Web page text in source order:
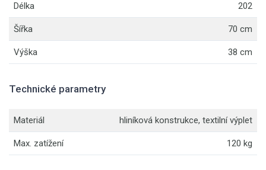
Délka 202
Šířka 70 cm
Výška 38 cm
Technické parametry
Materiál hliníková konstrukce, textilní výplet
Max. zatížení 120 kg